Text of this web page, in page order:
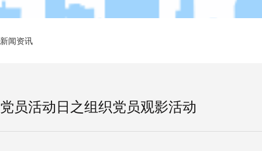
新闻资讯
党员活动日之组织党员观影活动